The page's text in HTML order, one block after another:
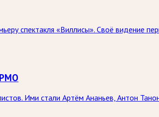
спектакля «Виллисы». Своё видение
РМО
Ими стали Артём Ананьев, Антон